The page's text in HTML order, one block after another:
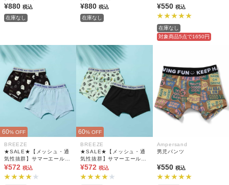
¥880 税込
在庫なし
¥880税込
在庫なし
¥550 税込
在庫なし
対象商品5点で1650円
60% OFF
BREEZE
★SALE★【メッシュ・通
気性抜群】サマーエール
2Pセット ボクサーパンツ
¥572 税込
60% OFF
BREEZE
★SALE★【メッシュ・通
気性抜群】サマーエール
2Pセット ボクサーパンツ
¥572 税込
Ampersand
男児パンツ
¥550 税込